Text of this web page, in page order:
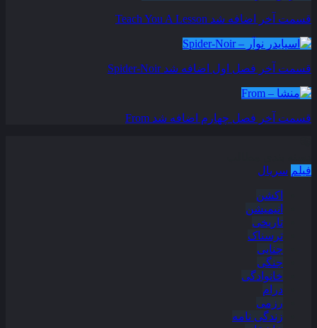
قسمت آخر اضافه شد Teach You A Lesson
قسمت آخر فصل اول اضافه شد Spider-Noir
قسمت آخر فصل چهارم اضافه شد From
فیلم سریال
اکشن
انیمیشن
تاریخی
ترسناک
جنایی
جنگی
خانوادگی
درام
رزمی
زندگی نامه